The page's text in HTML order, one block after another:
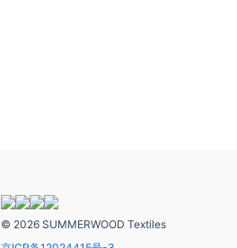
© 2026 SUMMERWOOD Textiles